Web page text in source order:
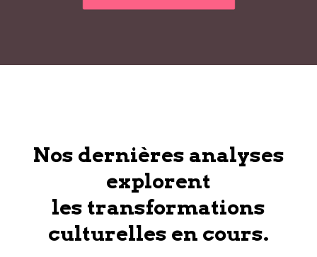
Nos dernières analyses
explorent
les transformations
culturelles en cours.